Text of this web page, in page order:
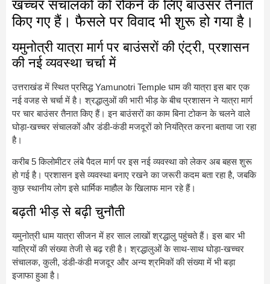
खच्चर संचालकों को रोकने के लिए बाउंसर तैनात
किए गए हैं। फैसले पर विवाद भी शुरू हो गया है।
यमुनोत्री यात्रा मार्ग पर बाउंसरों की एंट्री, प्रशासन
की नई व्यवस्था चर्चा में
उत्तराखंड में स्थित प्रसिद्धYamunotri Temple धाम की यात्रा इस बार एक
नई वजह से चर्चा में है। श्रद्धालुओं की भारी भीड़ के बीच प्रशासन ने यात्रा मार्ग
पर चार बाउंसर तैनात किए हैं। इन बाउंसरों का काम बिना टोकन के चलने वाले
घोड़ा-खच्चर संचालकों और डंडी-कंडी मजदूरों को नियंत्रित करना बताया जा रहा
है।
करीब 5 किलोमीटर लंबे पैदल मार्ग पर इस नई व्यवस्था को लेकर अब बहस शुरू
हो गई है। प्रशासन इसे व्यवस्था बनाए रखने का जरूरी कदम बता रहा है, जबकि
कुछ स्थानीय लोग इसे धार्मिक माहौल के खिलाफ मान रहे हैं।
बढ़ती भीड़ से बढ़ी चुनौती
यमुनोत्री धाम यात्रा सीजन में हर साल लाखों श्रद्धालु पहुंचते हैं। इस बार भी
यात्रियों की संख्या तेजी से बढ़ रही है। श्रद्धालुओं के साथ-साथ घोड़ा-खच्चर
संचालक, कुली, डंडी-कंडी मजदूर और अन्य श्रमिकों की संख्या में भी बड़ा
इजाफा हुआ है।